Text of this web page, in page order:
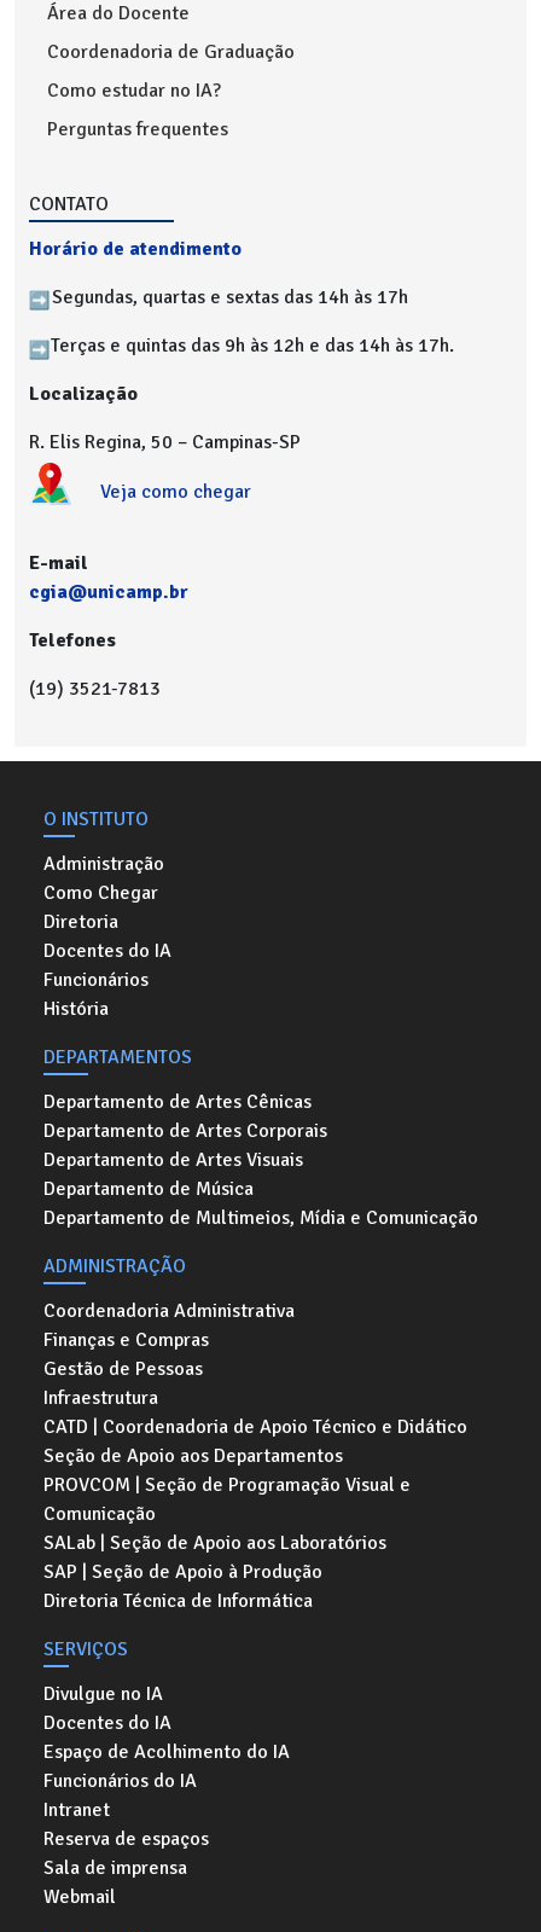
Área do Docente
Coordenadoria de Graduação
Como estudar no IA?
Perguntas frequentes
CONTATO
Horário de atendimento
Segundas, quartas e sextas das 14h às 17h
Terças e quintas das 9h às 12h e das 14h às 17h.
Localização
R. Elis Regina, 50 – Campinas-SP
Veja como chegar
E-mail
cgia@unicamp.br
Telefones
(19) 3521-7813
O INSTITUTO
Administração
Como Chegar
Diretoria
Docentes do IA
Funcionários
História
DEPARTAMENTOS
Departamento de Artes Cênicas
Departamento de Artes Corporais
Departamento de Artes Visuais
Departamento de Música
Departamento de Multimeios, Mídia e Comunicação
ADMINISTRAÇÃO
Coordenadoria Administrativa
Finanças e Compras
Gestão de Pessoas
Infraestrutura
CATD | Coordenadoria de Apoio Técnico e Didático
Seção de Apoio aos Departamentos
PROVCOM | Seção de Programação Visual e
Comunicação
SALab | Seção de Apoio aos Laboratórios
SAP | Seção de Apoio à Produção
Diretoria Técnica de Informática
SERVIÇOS
Divulgue no IA
Docentes do IA
Espaço de Acolhimento do IA
Funcionários do IA
Intranet
Reserva de espaços
Sala de imprensa
Webmail